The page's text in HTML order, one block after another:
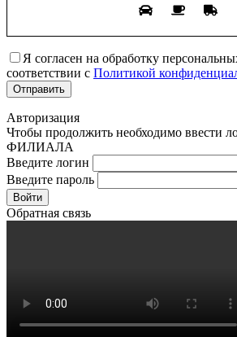
Я согласен на обработку
соответствии с Политикой
Авторизация
Чтобы продолжить необходимо ввести
ФИЛИАЛА
Введите логин
Введите пароль
Войти
Обратная связь